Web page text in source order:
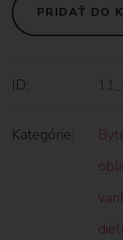
PRIDAŤ DO
ID:
Kategórie: